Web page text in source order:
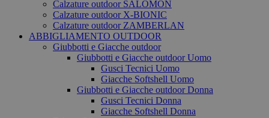
Calzature outdoor SALOMON
Calzature outdoor X-BIONIC
Calzature outdoor ZAMBERLAN
ABBIGLIAMENTO OUTDOOR
Giubbotti e Giacche outdoor
Giubbotti e Giacche outdoor Uomo
Gusci Tecnici Uomo
Giacche Softshell Uomo
Giubbotti e Giacche outdoor Donna
Gusci Tecnici Donna
Giacche Softshell Donna